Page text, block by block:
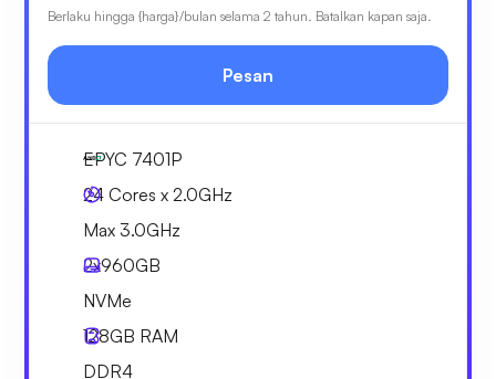
Berlaku hingga {harga}/bulan selama 2 tahun. Batalkan kapan saja.
Pesan
EPYC 7401P
24 Cores x 2.0GHz
Max 3.0GHz
2x960GB
NVMe
128GB RAM
DDR4